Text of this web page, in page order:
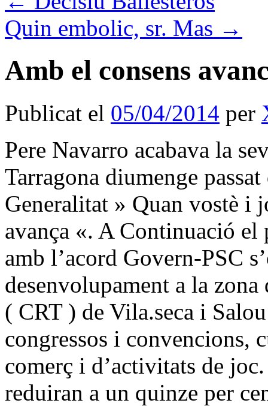
Quin embolic, sr. Mas →
Amb el consens
Publicat el 05/04/2014 per
Pere Navarro acabava la
Tarragona diumenge
Generalitat » Quan vostè i
avança «. A Continuació el
amb l’acord Govern-PSC
desenvolupament a la
( CRT ) de Vila.seca i
congressos i convencions,
comerç i d’activitats de
reduiran a un quinze per